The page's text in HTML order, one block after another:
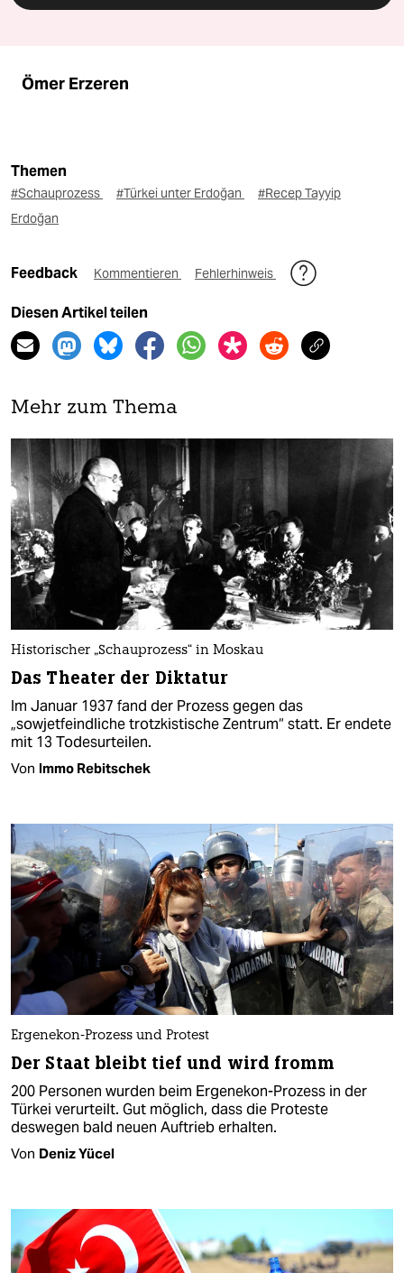
Ömer Erzeren
Themen
#Schauprozess #Türkei unter Erdoğan
#Recep Tayyip
Erdoğan
Feedback Kommentieren Fehlerhinweis
Diesen Artikel teilen
Mehr zum Thema
Historischer „Schauprozess“ in Moskau
Das Theater der Diktatur
Im Januar 1937 fand der Prozess gegen das
„sowjetfeindliche trotzkistische Zentrum“ statt. Er endete
mit 13 Todesurteilen.
Von Immo Rebitschek
Ergenekon-Prozess und Protest
Der Staat bleibt tief und wird fromm
200 Personen wurden beim Ergenekon-Prozess in der
Türkei verurteilt. Gut möglich, dass die Proteste
deswegen bald neuen Auftrieb erhalten.
Von Deniz Yücel